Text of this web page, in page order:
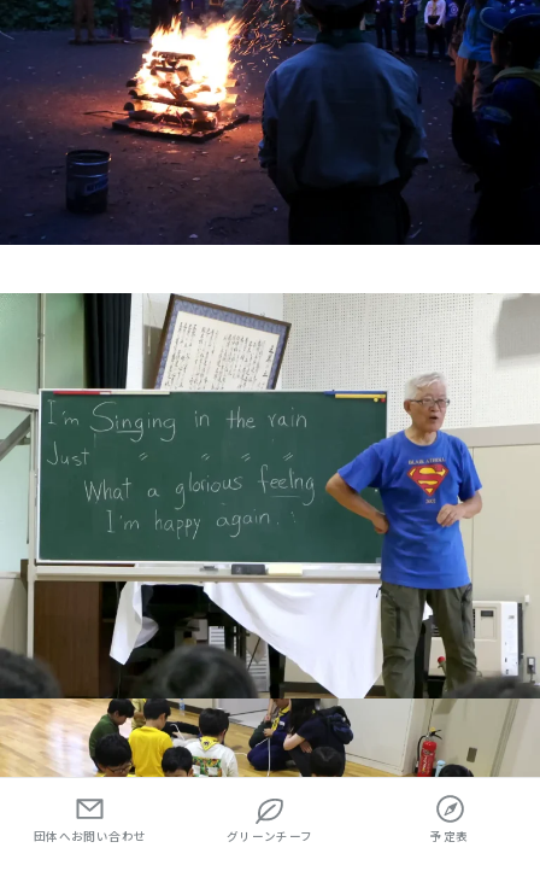
団体へお問い合わせ グリーンチーフ 予定表